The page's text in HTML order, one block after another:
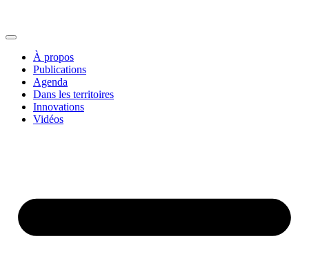
À propos
Publications
Agenda
Dans les territoires
Innovations
Vidéos